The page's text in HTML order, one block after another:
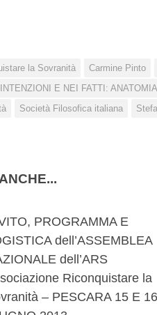
la Sovranità Carmine Pinto
E NEI FATTI:
Società Filosofica italiana
PROGRAMMA E
dell’ASSEMBLEA
dell’ARS
Riconquistare la
– PESCARA 15 E 16